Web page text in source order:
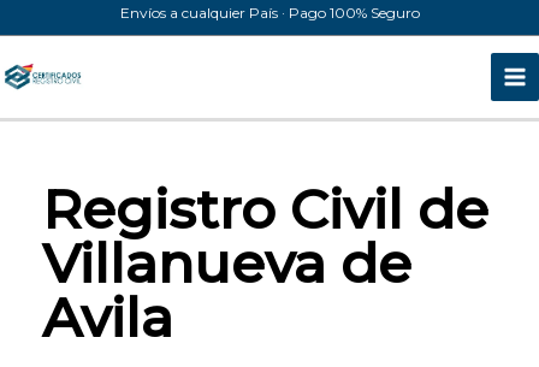
al
contenido
Envíos a cualquier País · Pago 100% Seguro
Registro Civil de
Villanueva de
Avila